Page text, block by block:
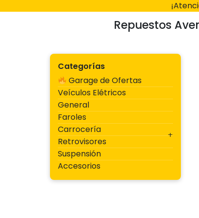
Repuestos
Categorías
Garage de Ofertas
Veículos Elétricos
General
Faroles
Carrocería
Retrovisores
Suspensión
Accesorios